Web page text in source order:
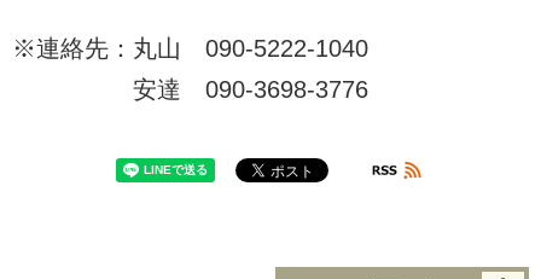
※連絡先：丸山 090-5222-1040
安達 090-3698-3776